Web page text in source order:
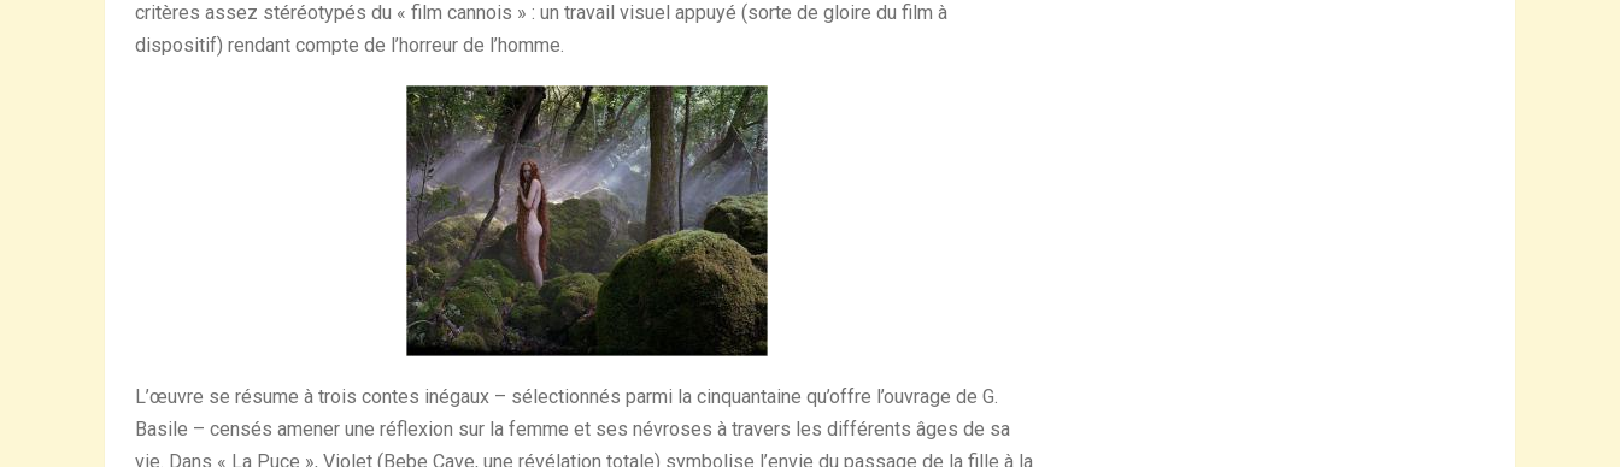
critères assez stéréotypés du « film cannois » : un travail visuel appuyé (sorte de gloire du film à
dispositif) rendant compte de l’horreur de l’homme.
L’œuvre se résume à trois contes inégaux – sélectionnés parmi la cinquantaine qu’offre l’ouvrage de G.
Basile – censés amener une réflexion sur la femme et ses névroses à travers les différents âges de sa
vie. Dans « La Puce », Violet (Bebe Cave, une révélation totale) symbolise l’envie du passage de la fille à la